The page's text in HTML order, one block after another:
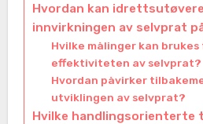
Hvordan kan
innvirkningen av selvprat
Hvilke målinger kan
effektiviteten av selvprat?
Hvordan påvirker
utviklingen av selvprat?
Hvilke handlingsorienterte